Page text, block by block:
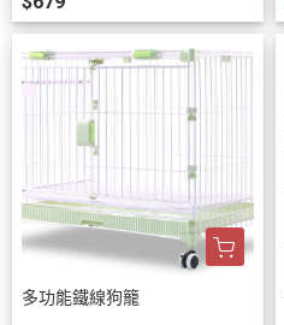
多功能鐵線狗籠